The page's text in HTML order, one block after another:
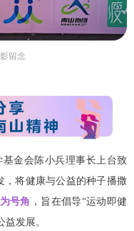
留念
基金会陈小兵理事长上台致
，将健康与公益的种子播撒
号角 ，旨在倡导“运动即健
发展。